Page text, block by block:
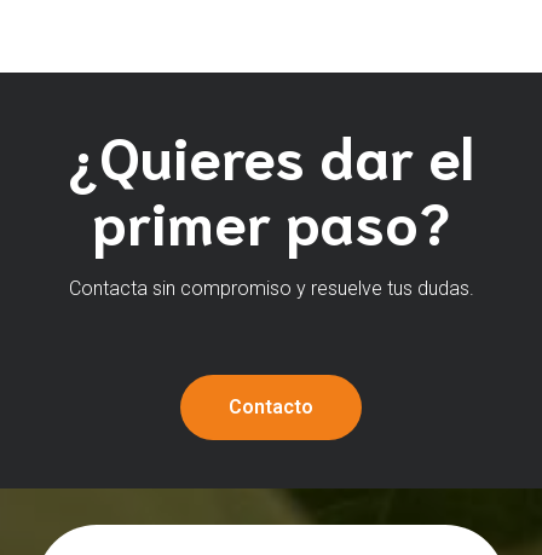
¿Quieres dar el
primer paso?
Contacta sin compromiso y resuelve tus dudas.
Contacto